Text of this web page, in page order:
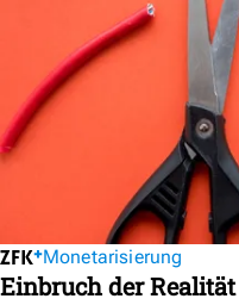
Monetarisierung
Einbruch der